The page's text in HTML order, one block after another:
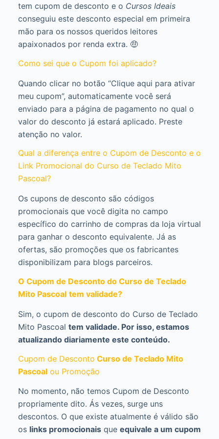
tem cupom de desconto e o Cursos Ideais
conseguiu este desconto especial em primeira
mão para os nossos queridos leitores
apaixonados por renda extra. 🤑
Como sei que o Cupom foi aplicado?
Quando clicar no botão “Clique aqui para ativar
meu cupom”, automaticamente você será
enviado para a página de pagamento no qual o
valor do desconto já estará aplicado. Preste
atenção no valor.
Qual a diferença entre o Cupom de Desconto e o
Link Promocional do Curso de Teclado Mito
Pascoal?
Os cupons de desconto são códigos
promocionais que você digita no campo
específico do carrinho de compras da loja virtual
para ganhar o desconto equivalente. Já as
ofertas, são promoções que os fabricantes
disponibilizam para blogs parceiros.
O Cupom de Desconto do Curso de Teclado
Mito Pascoal tem validade?
Sim, o cupom de desconto do Curso de Teclado
Mito Pascoal tem validade. Por isso, estamos
atualizando diariamente este conteúdo.
Cupom de Desconto Curso de Teclado Mito
Pascoal ou Promoção
No momento, não temos Cupom de Desconto
propriamente dito. Ás vezes, surge uns
descontos. O que existe atualmente é válido são
os links promocionaisque equivale a um cupom